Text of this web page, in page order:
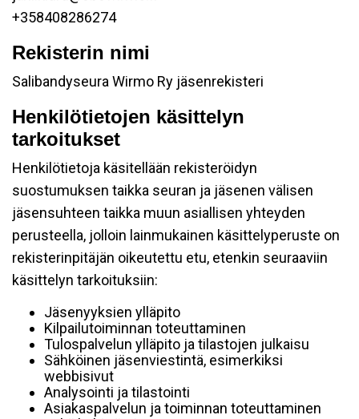
+358408286274
Rekisterin nimi
Salibandyseura Wirmo Ry jäsenrekisteri
Henkilötietojen käsittelyn
tarkoitukset
Henkilötietoja käsitellään rekisteröidyn
suostumuksen taikka seuran ja jäsenen välisen
jäsensuhteen taikka muun asiallisen yhteyden
perusteella, jolloin lainmukainen käsittelyperuste on
rekisterinpitäjän oikeutettu etu, etenkin seuraaviin
käsittelyn tarkoituksiin:
Jäsenyyksien ylläpito
Kilpailutoiminnan toteuttaminen
Tulospalvelun ylläpito ja tilastojen julkaisu
Sähköinen jäsenviestintä, esimerkiksi
webbisivut
Analysointi ja tilastointi
Asiakaspalvelun ja toiminnan toteuttaminen